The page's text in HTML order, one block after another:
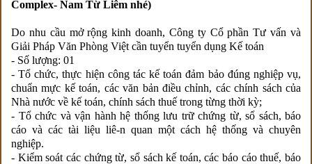
Complex- Nam Từ Liêm nhé)
Do nhu cầu mở rộng kinh doanh, Công ty Cổ phần Tư vấn và
Giải Pháp Văn Phòng Việt cần tuyển tuyển dụng Kế toán
- Số lượng: 01
- Tổ chức, thực hiện công tác kế toán đảm bảo đúng nghiệp vụ,
chuẩn mực kế toán, các văn bản điều chỉnh, các chính sách của
Nhà nước về kế toán, chính sách thuế trong từng thời kỳ;
- Tổ chức và vận hành hệ thống lưu trữ chứng từ, sổ sách, báo
cáo và các tài liệu liê-n quan một cách hệ thống và chuyên
nghiệp.
- Kiểm soát các chứng từ, sổ sách kế toán, các báo cáo thuế, báo